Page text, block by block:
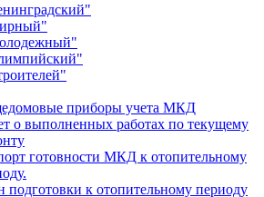
приборы учета МКД
о выполненных работах по текущему
готовности МКД к отопительному
подготовки к отопительному периоду